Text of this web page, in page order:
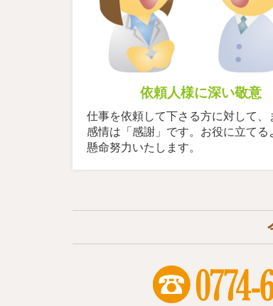
依頼人様に深い敬意
仕事を依頼して下さる方に対して、
感情は「感謝」です。お役に立てる
懸命努力いたします。